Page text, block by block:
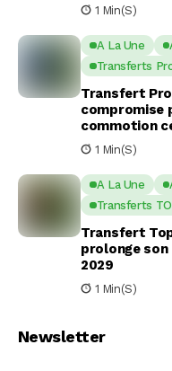
1 Min(s)
A La Une
Transferts
Transfert Pro
compromise
commotion
1 Min(s)
A La Une
Transferts
Transfert
prolonge son
2029
1 Min(s)
Newsletter